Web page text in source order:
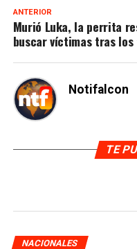
ANTERIOR
Murió Luka, la perrita
buscar víctimas tras los
Notifalcon
TE
NACIONALES